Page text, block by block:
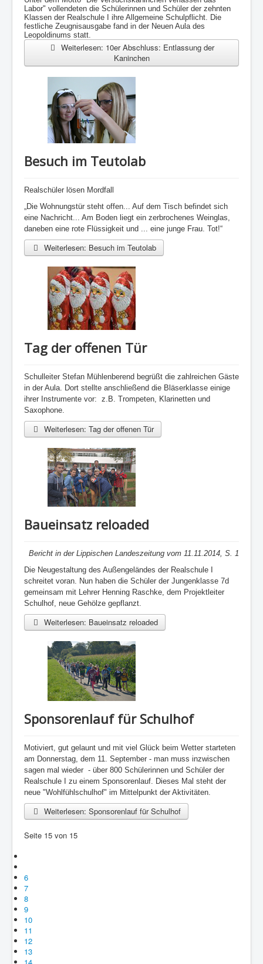
Labor" vollendeten die Schülerinnen und Schüler der zehnten
Klassen der Realschule I ihre Allgemeine Schulpflicht. Die
festliche Zeugnisausgabe fand in der Neuen Aula des
Leopoldinums statt.
Weiterlesen: 10er Abschluss: Entlassung der
Kaninchen
Besuch im Teutolab
Realschüler lösen Mordfall
„Die Wohnungstür steht offen... Auf dem Tisch befindet sich
eine Nachricht... Am Boden liegt ein zerbrochenes Weinglas,
daneben eine rote Flüssigkeit und ... eine junge Frau. Tot!“
Weiterlesen: Besuch im Teutolab
Tag der offenen Tür
Schulleiter Stefan Mühlenberend begrüßt die zahlreichen Gäste
in der Aula. Dort stellte anschließend die Bläserklasse einige
ihrer Instrumente vor: z.B. Trompeten, Klarinetten und
Saxophone.
Weiterlesen: Tag der offenen Tür
Baueinsatz reloaded
Bericht in der Lippischen Landeszeitung vom 11.11.2014, S. 1
Die Neugestaltung des Außengeländes der Realschule I
schreitet voran. Nun haben die Schüler der Jungenklasse 7d
gemeinsam mit Lehrer Henning Raschke , dem Projektleiter
Schulhof, neue Gehölze gepflanzt.
Weiterlesen: Baueinsatz reloaded
Sponsorenlauf für Schulhof
Motiviert, gut gelaunt und mit viel Glück beim Wetter starteten
am Donnerstag, dem 11. September - man muss inzwischen
sagen mal wieder - über 800 Schülerinnen und Schüler der
Realschule I zu einem Sponsorenlauf. Dieses Mal steht der
neue "Wohlfühlschulhof" im Mittelpunkt der Aktivitäten.
Weiterlesen: Sponsorenlauf für Schulhof
Seite 15 von 15
6
7
8
9
10
11
12
13
14